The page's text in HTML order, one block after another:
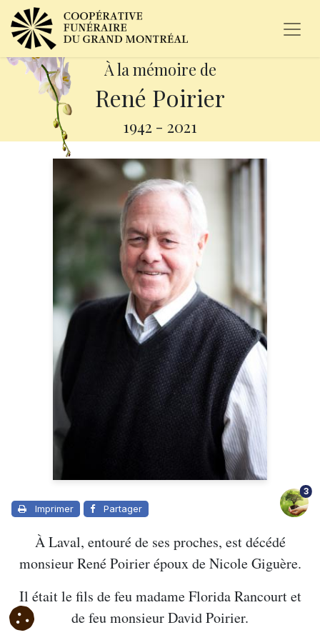
À la mémoire de
René Poirier
1942 - 2021
Imprimer Partager
3
À Laval, entouré de ses proches, est décédé
monsieur René Poirier époux de Nicole Giguère.
Il était le fils de feu madame Florida Rancourt et
de feu monsieur David Poirier.